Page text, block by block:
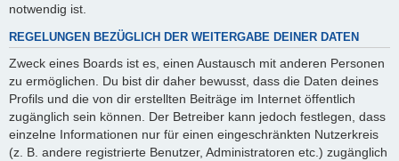
notwendig ist.
REGELUNGEN BEZÜGLICH DER WEITERGABE DEINER DATEN
Zweck eines Boards ist es, einen Austausch mit anderen Personen
zu ermöglichen. Du bist dir daher bewusst, dass die Daten deines
Profils und die von dir erstellten Beiträge im Internet öffentlich
zugänglich sein können. Der Betreiber kann jedoch festlegen, dass
einzelne Informationen nur für einen eingeschränkten Nutzerkreis
(z. B. andere registrierte Benutzer, Administratoren etc.) zugänglich